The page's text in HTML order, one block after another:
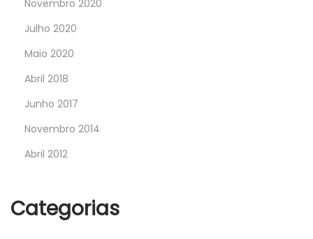
Novembro 2020
Julho 2020
Maio 2020
Abril 2018
Junho 2017
Novembro 2014
Abril 2012
Categorias